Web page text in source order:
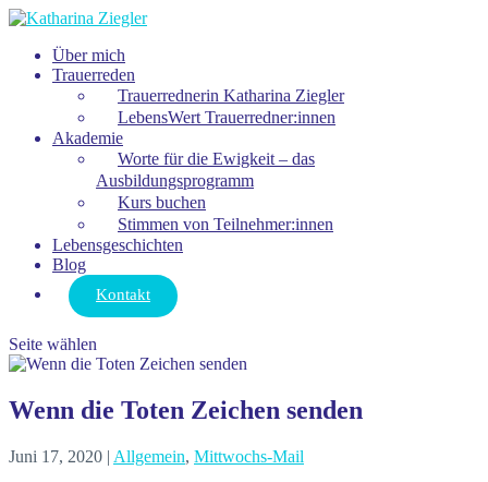
Über mich
Trauerreden
Trauerrednerin Katharina Ziegler
LebensWert Trauerredner:innen
Akademie
Worte für die Ewigkeit – das
Ausbildungsprogramm
Kurs buchen
Stimmen von Teilnehmer:innen
Lebensgeschichten
Blog
Kontakt
Seite wählen
Wenn die Toten Zeichen senden
Juni 17, 2020 | Allgemein, Mittwochs-Mail